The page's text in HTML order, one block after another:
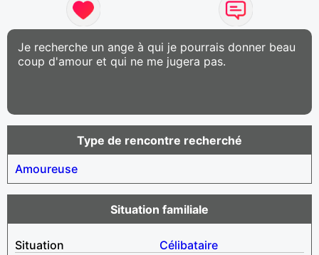
Je recherche un ange à qui je pourrais donner beau
coup d'amour et qui ne me jugera pas.
Type de rencontre recherché
Amoureuse
Situation familiale
Situation
Célibataire